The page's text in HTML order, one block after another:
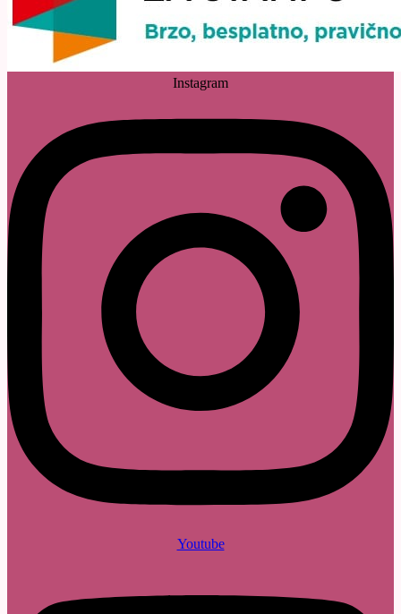
Instagram
Youtube